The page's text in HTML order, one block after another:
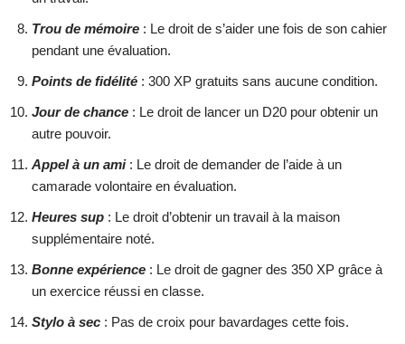
Trou de mémoire : Le droit de s’aider une fois de son cahier
pendant une évaluation.
Points de fidélité : 300 XP gratuits sans aucune condition.
Jour de chance : Le droit de lancer un D20 pour obtenir un
autre pouvoir.
Appel à un ami: Le droit de demander de l’aide à un
camarade volontaire en évaluation.
Heures sup : Le droit d’obtenir un travail à la maison
supplémentaire noté.
Bonne expérience : Le droit de gagner des 350 XP grâce à
un exercice réussi en classe.
Stylo à sec : Pas de croix pour bavardages cette fois.